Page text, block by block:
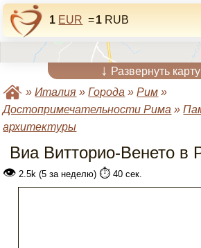
1 EUR =1 RUB
↓ Развернуть карту
»Италия »Города »Рим »
Достопримечательности Рима »
архитектуры
Виа Витторио-Венето в
👁 2.5k (5 за неделю) ⏱️ 40 сек.